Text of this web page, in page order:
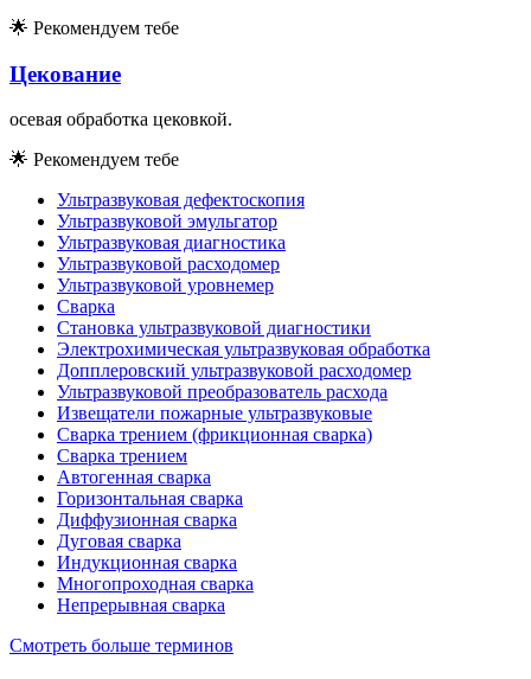
🌟 Рекомендуем тебе
Цекование
осевая обработка цековкой.
🌟 Рекомендуем тебе
Ультразвуковая дефектоскопия
Ультразвуковой эмульгатор
Ультразвуковая диагностика
Ультразвуковой расходомер
Ультразвуковой уровнемер
Сварка
Становка ультразвуковой диагностики
Электрохимическая ультразвуковая обработка
Допплеровский ультразвуковой расходомер
Ультразвуковой преобразователь расхода
Извещатели пожарные ультразвуковые
Сварка трением (фрикционная сварка)
Сварка трением
Автогенная сварка
Горизонтальная сварка
Диффузионная сварка
Дуговая сварка
Индукционная сварка
Многопроходная сварка
Непрерывная сварка
Смотреть больше терминов